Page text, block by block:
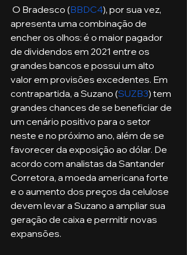
O Bradesco (BBDC4), por sua vez,
apresenta uma combinação de
encher os olhos: é o maior pagador
de dividendos em 2021 entre os
grandes bancos e possui um alto
valor em provisões excedentes. Em
contrapartida, a Suzano (SUZB3) tem
grandes chances de se beneficiar de
um cenário positivo para o setor
neste e no próximo ano, além de se
favorecer da exposição ao dólar. De
acordo com analistas da Santander
Corretora, a moeda americana forte
e o aumento dos preços da celulose
devem levar a Suzano a ampliar sua
geração de caixa e permitir novas
expansões.